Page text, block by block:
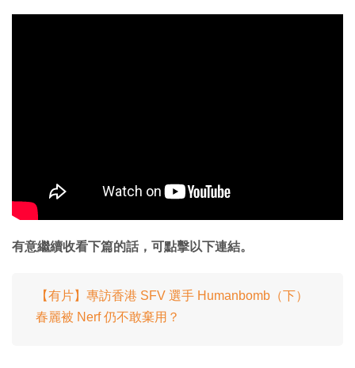
有意繼續收看下篇的話，可點擊以下連結。
【有片】專訪香港 SFV 選手 Humanbomb（下）
春麗被 Nerf 仍不敢棄用？